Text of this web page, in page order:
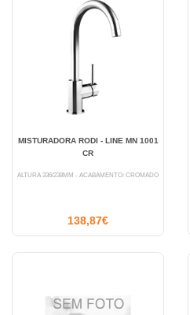
MISTURADORA RODI - LINE MN 1001
CR
ALTURA 336/238MM - ACABAMENTO: CROMADO
138,87€